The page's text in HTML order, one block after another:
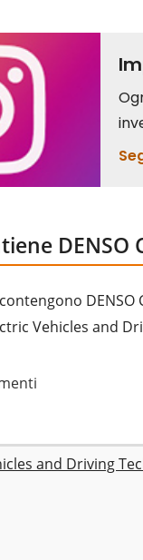
DENSO
contengono
Vehicles and
and Driving